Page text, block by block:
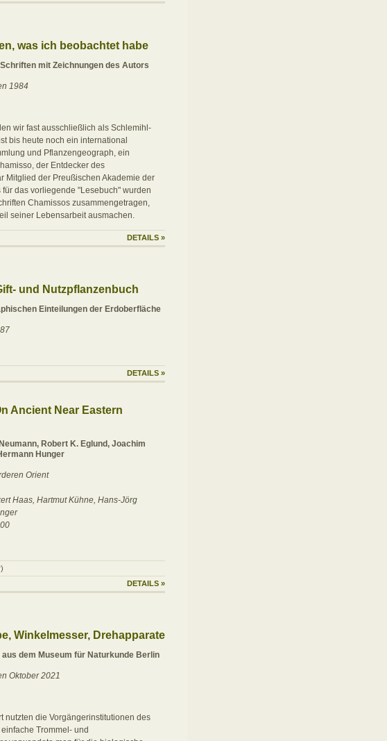
was ich beobachtet habe
mit Zeichnungen des Autors
1984
wir fast ausschließlich als Schlemihl-
bis heute noch ein international
und Pflanzengeograph, ein
der Entdecker des
Mitglied der Preußischen Akademie der
für das vorliegende "Lesebuch" wurden
Chamissos zusammengetragen,
seiner Lebensarbeit ausmachen.
DETAILS »
und Nutzpflanzenbuch
Einteilungen der Erdoberfläche
DETAILS »
Ancient Near Eastern
Robert K. Eglund, Joachim
Hunger
Orient
Haas, Hartmut Kühne, Hans-Jörg
DETAILS »
Winkelmesser, Drehapparate
dem Museum für Naturkunde Berlin
Oktober 2021
nutzten die Vorgängerinstitutionen des
Trommel- und